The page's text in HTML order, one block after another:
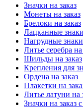
Значки на заказ
Монеты на заказ
Брелоки на заказ
Лацканные
Нагрудные знаки
Литье серебра на
Шильды на заказ
Крепления для
Ордена на заказ
Плакетки на
Литье латуни на
Значки на заказ